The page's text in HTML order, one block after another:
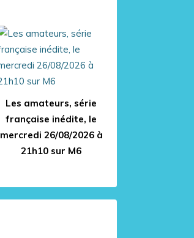
Les amateurs, série
française inédite, le
mercredi 26/08/2026 à
21h10 sur M6